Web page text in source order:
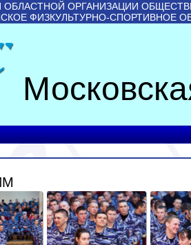
ОРГАНИЗАЦИИ
ФИЗКУЛЬТУРНО-СПОРТИВНОЕ